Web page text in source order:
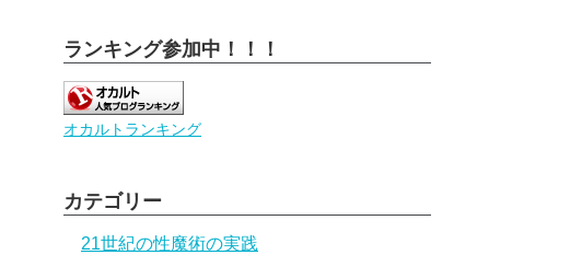
ランキング参加中！！！
オカルトランキング
カテゴリー
21世紀の性魔術の実践